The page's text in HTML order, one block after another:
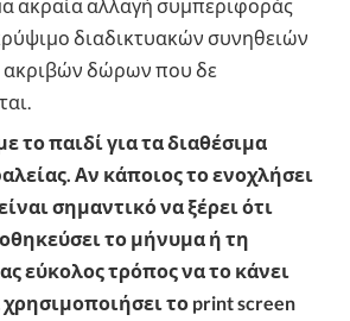
ακραία αλλαγή συμπεριφοράς
διαδικτυακών συνηθειών
ακριβών δώρων που δε
το παιδί για τα διαθέσιμα
Αν κάποιος το ενοχλήσει
σημαντικό να ξέρει ότι
το μήνυμα ή τη
εύκολος τρόπος να το κάνει
χρησιμοποιήσει το print screen